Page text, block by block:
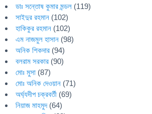
ডাঃ সন্তোষ কুমার মন্ডল (119)
সাইদুর রহমান (102)
হাকিকুর রহমান (102)
এম নাজমুল হাসান (98)
অনিক শিকদার (94)
বলরাম সরকার (90)
মোঃ মুসা (87)
মোঃ অনিক দেওয়ান (71)
অর্ঘ্যদীপ চক্রবর্তী (69)
নিয়াজ মাহমুদ(64)